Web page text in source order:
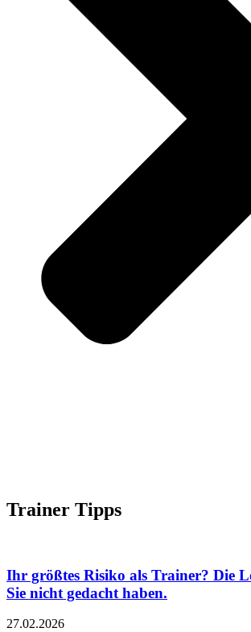
Trainer Tipps
Ihr größtes Risiko als Trainer? Die
Sie nicht gedacht haben.
27.02.2026